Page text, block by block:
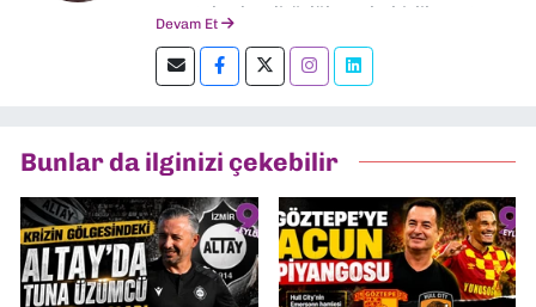
gazetelerde editörlük, muhabirlik yaptım.
editörlük yapıyorum.
Devam Et
Bunlar da ilginizi çekebilir